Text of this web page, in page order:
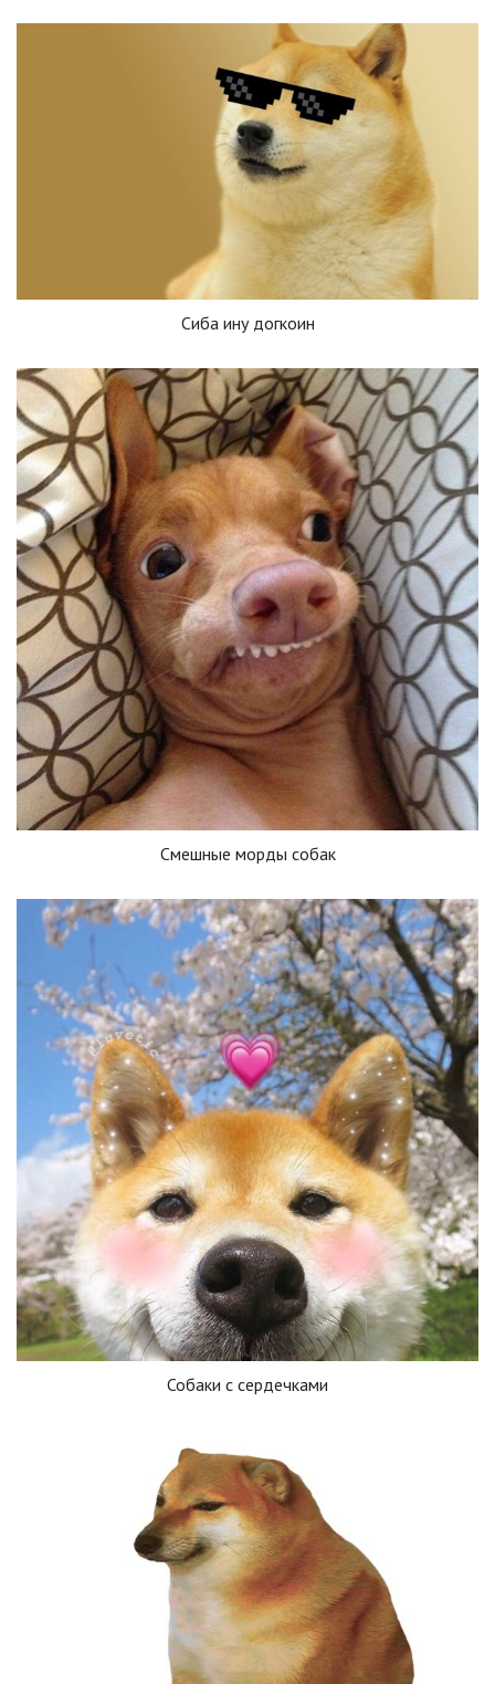
Сиба ину догкоин
Смешные морды собак
Собаки с сердечками